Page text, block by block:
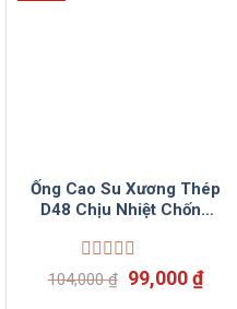
Ống Cao Su Xương Thép
D48 Chịu Nhiệt Chống
Rượu Hoá Mỹ Phẩm
Được
104,000₫ Giá
gốc
99,000₫Giá
hiện